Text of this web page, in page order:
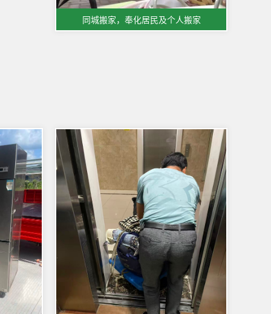
同城搬家，奉化居民及个人搬家